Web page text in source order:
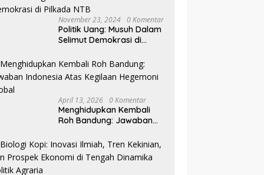
November 23, 2024 0 Komentar
Politik Uang: Musuh Dalam
Selimut Demokrasi di
April 13, 2026 0 Komentar
Menghidupkan Kembali
Roh Bandung: Jawaban
Hegemoni Global